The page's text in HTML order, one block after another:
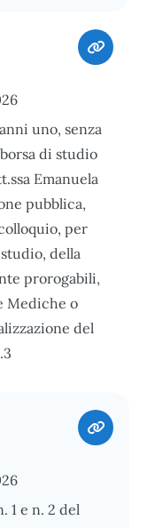
uno, senza
di studio
Emanuela
pubblica,
per
della
prorogabili,
Mediche o
del
1 e n. 2 del